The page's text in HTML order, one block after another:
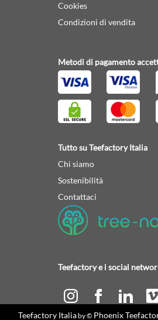
Cookies
Condizioni di vendita
Metodi di pagamento
Tutto su Teefactory Italia
Chi siamo
Sostenibilità
Contattaci
Teefactory e i social
Teefactory Italiaby © Phoenix